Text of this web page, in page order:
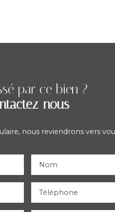
par ce bien ?
nous
nous reviendrons vers
Nom
Téléphone